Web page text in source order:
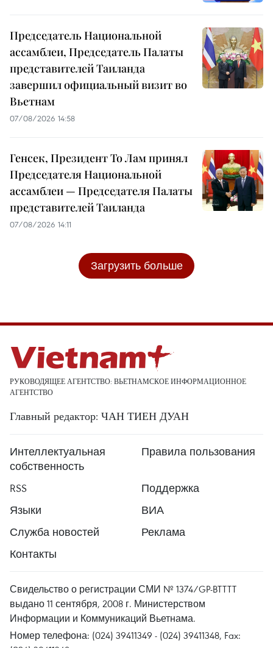
Председатель Национальной
ассамблеи, Председатель Палаты
представителей Таиланда
завершил официальный визит во
Вьетнам
07/08/2026 14:58
Генсек, Президент То Лам принял
Председателя Национальной
ассамблеи — Председателя Палаты
представителей Таиланда
07/08/2026 14:11
Загрузить больше
РУКОВОДЯЩЕЕ АГЕНТСТВО: ВЬЕТНАМСКОЕ ИНФОРМАЦИОННОЕ
АГЕНТСТВО
Главный редактор: ЧАН ТИЕН ДУАН
Интеллектуальная
собственность
Правила пользования
RSS
Поддержка
Языки
ВИА
Служба новостей
Реклама
Контакты
Свидельство о регистрации СМИ № 1374/GP-BTTTT
выдано 11 сентября, 2008 г. Министерством
Информации и Коммуникаций Вьетнама.
Номер телефона: (024) 39411349 - (024) 39411348, Fax: